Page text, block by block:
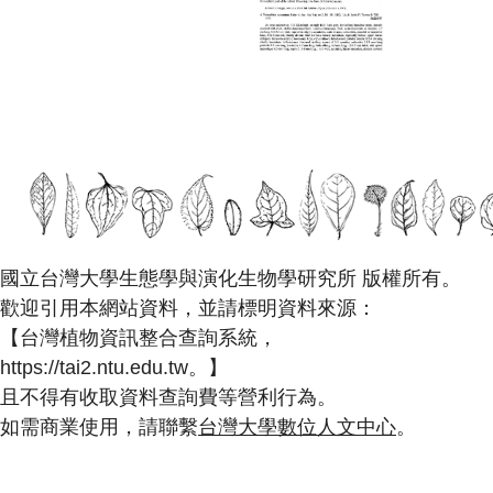
國立台灣大學生態學與演化生物學研究所 版權所有。
歡迎引用本網站資料，並請標明資料來源：
【台灣植物資訊整合查詢系統，
https://tai2.ntu.edu.tw。】
且不得有收取資料查詢費等營利行為。
如需商業使用，請聯繫台灣大學數位人文中心。